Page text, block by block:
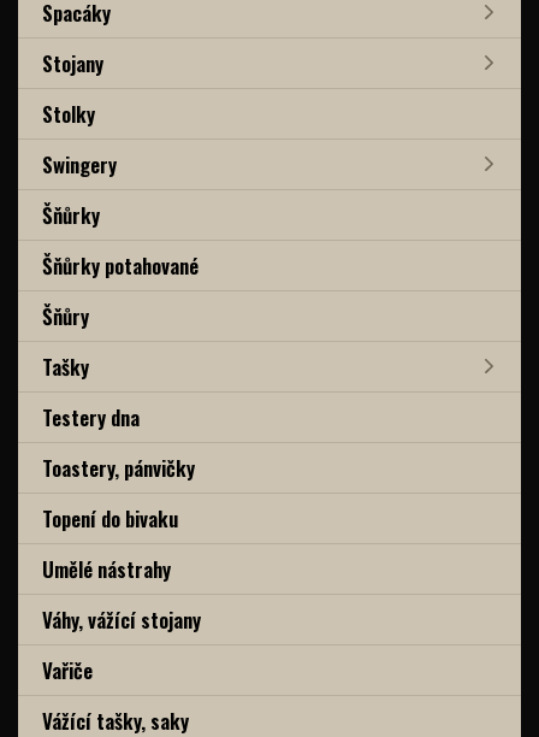
Spacáky
Stojany
Stolky
Swingery
Šňůrky
Šňůrky potahované
Šňůry
Tašky
Testery dna
Toastery, pánvičky
Topení do bivaku
Umělé nástrahy
Váhy, vážící stojany
Vařiče
Vážící tašky, saky